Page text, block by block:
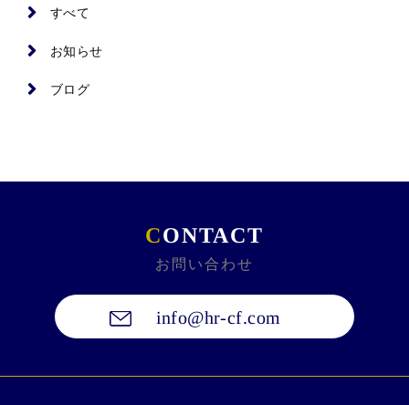
すべて
お知らせ
ブログ
CONTACT
お問い合わせ
info@hr-cf.com